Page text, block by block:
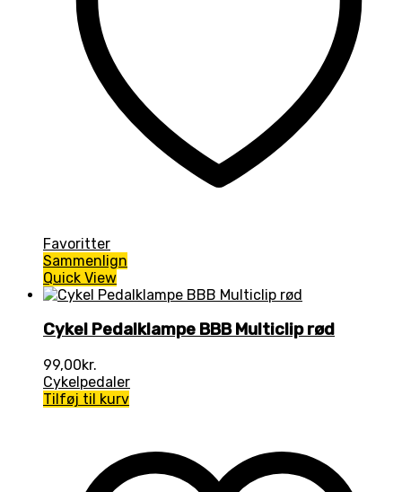
Favoritter
Sammenlign
Quick View
Cykel Pedalklampe BBB Multiclip rød
99,00kr.
Cykelpedaler
Tilføj til kurv